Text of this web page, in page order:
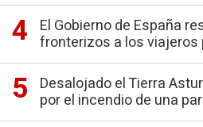
El Gobierno de España
fronterizos a los
Desalojado el Tierra
por el incendio de una